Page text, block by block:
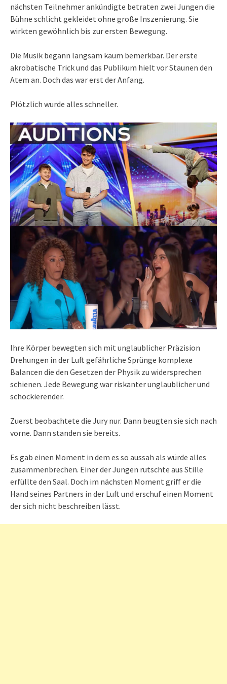
nächsten Teilnehmer ankündigte betraten zwei Jungen die
Bühne schlicht gekleidet ohne große Inszenierung. Sie
wirkten gewöhnlich bis zur ersten Bewegung.
Die Musik begann langsam kaum bemerkbar. Der erste
akrobatische Trick und das Publikum hielt vor Staunen den
Atem an. Doch das war erst der Anfang.
Plötzlich wurde alles schneller.
Ihre Körper bewegten sich mit unglaublicher Präzision
Drehungen in der Luft gefährliche Sprünge komplexe
Balancen die den Gesetzen der Physik zu widersprechen
schienen. Jede Bewegung war riskanter unglaublicher und
schockierender.
Zuerst beobachtete die Jury nur. Dann beugten sie sich nach
vorne. Dann standen sie bereits.
Es gab einen Moment in dem es so aussah als würde alles
zusammenbrechen. Einer der Jungen rutschte aus Stille
erfüllte den Saal. Doch im nächsten Moment griff er die
Hand seines Partners in der Luft und erschuf einen Moment
der sich nicht beschreiben lässt.